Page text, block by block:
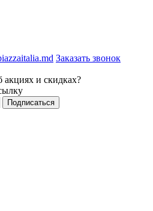
Заказать звонок
акциях и скидках?
Подписаться